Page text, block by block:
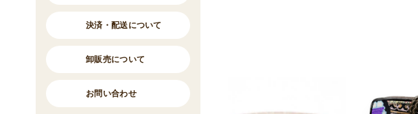
決済・配送について
卸販売について
お問い合わせ